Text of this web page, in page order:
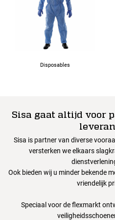
Disposables
Sisa gaat altijd voor
Sisa is partner van diverse
versterken we elkaars
Ook bieden wij u minder bekende
vriendelijk
Speciaal voor de flexmarkt